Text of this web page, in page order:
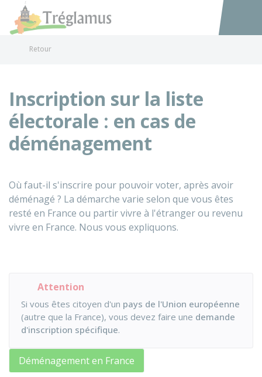
Accéder
Retour
Inscription sur la liste
électorale : en cas de
déménagement
Où faut-il s'inscrire pour pouvoir voter, après avoir
déménagé ? La démarche varie selon que vous êtes
resté en France ou partir vivre à l'étranger ou revenu
vivre en France. Nous vous expliquons.
Attention
Si vous êtes citoyen d'un pays de l'Union européenne
(autre que la France), vous devez faire une demande
d'inscription spécifique.
Déménagement en France